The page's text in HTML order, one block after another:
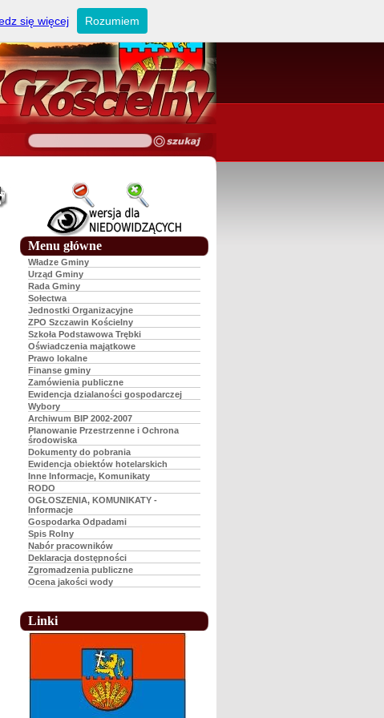
Menu główne
Władze Gminy
Urząd Gminy
Rada Gminy
Sołectwa
Jednostki Organizacyjne
ZPO Szczawin Kościelny
Szkoła Podstawowa Trębki
Oświadczenia majątkowe
Prawo lokalne
Finanse gminy
Zamówienia publiczne
Ewidencja dzialaności gospodarczej
Wybory
Archiwum BIP 2002-2007
Planowanie Przestrzenne i Ochrona
środowiska
Dokumenty do pobrania
Ewidencja obiektów hotelarskich
Inne Informacje, Komunikaty
RODO
OGŁOSZENIA, KOMUNIKATY -
Informacje
Gospodarka Odpadami
Spis Rolny
Nabór pracowników
Deklaracja dostępności
Zgromadzenia publiczne
Ocena jakości wody
Linki
się więcej Rozumiem